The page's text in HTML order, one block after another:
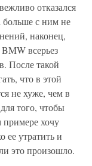
отказался
больше с ним не
наконец,
всерьез
После такой
что в этой
не хуже, чем в
того, чтобы
примере хочу
ее утратить и
это произошло.